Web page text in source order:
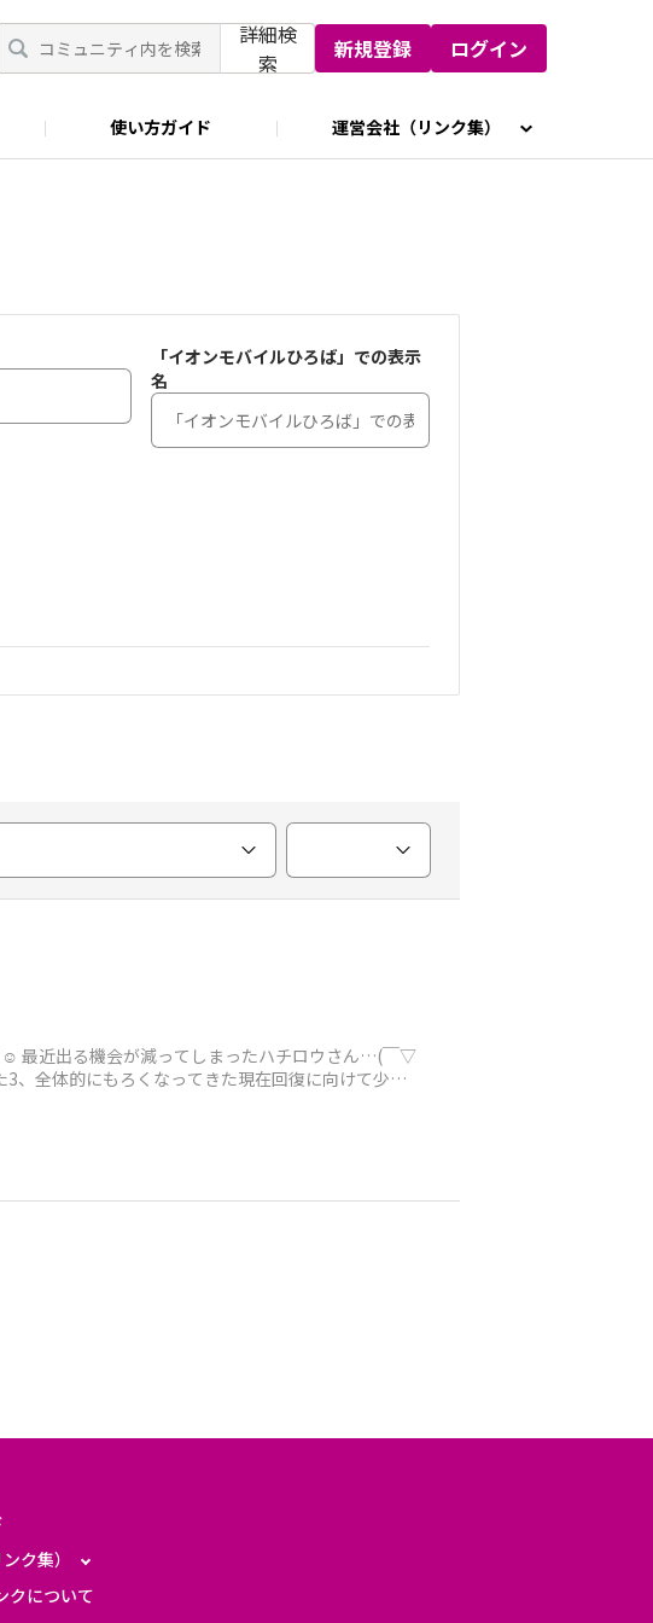
詳細検
索
新規登録 ログイン
使い方ガイド 運営会社（リンク集）
「イオンモバイルひろば」での表示
名
☺️ 最近出る機会が減ってしまったハチロウさん…(￣▽
、全体的にもろくなってきた現在回復に向けて少し
ク集）
クについて